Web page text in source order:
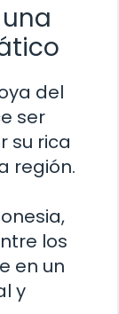
del
ser
su rica
región.
los
en un
y